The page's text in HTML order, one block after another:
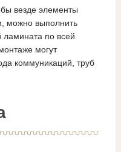
везде элементы
можно выполнить
ламината по всей
могут
коммуникаций, труб